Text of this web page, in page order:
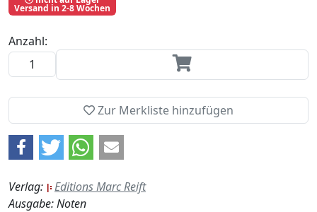
Verlag:
Editions Marc Reift
Ausgabe: Noten
Versand in 2-8 Wochen
Anzahl:
Zur Merkliste hinzufügen